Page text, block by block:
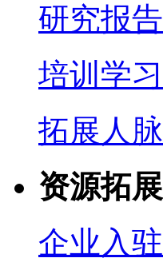
研究报告
培训学习
拓展人脉
资源拓展
企业入驻